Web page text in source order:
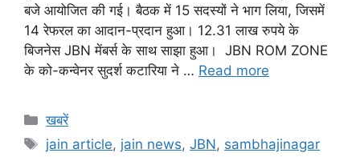
बजे आयोजित की गई। बैठक में 15 सदस्यों ने भाग लिया, जिसमें
14 रेफरल का आदान-प्रदान हुआ। 12.31 लाख रुपये के
बिजनेस JBN मेंबर्स के साथ साझा हुआ। JBN ROM ZONE
के को-कन्वेनर सुदर्श कटारिया ने … Read more
Categories
खबरें
Tags
jain article, jain news,JBN, sambhajinagar